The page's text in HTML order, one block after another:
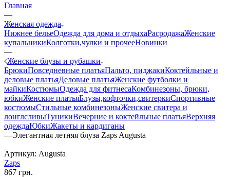
Главная
—
Женская одежда
Нижнее бельеОдежда для дома и отдыхаРасродажаЖенские
купальникиКолготки,чулки и прочееНовинки
—
Женские блузы и рубашки
БрюкиПовседневные платьяПальто, пиджакиКоктейльные и
деловые платьяДеловые платьяЖенские футболки и
майкиКостюмыОдежда для фитнесаКомбинезоны, брюки,
юбкиЖенские платьяБлузы,кофточки,свитеркиСпортивные
костюмыСтильные комбинезоныЖенские свитера и
лонглсливыТуникиВечерние и коктейльные платьяВерхняя
одеждаЮбкиЖакеты и кардиганы
—Элегантная летняя блуза Zaps Augusta
Артикул: Augusta
Zaps
867 грн.